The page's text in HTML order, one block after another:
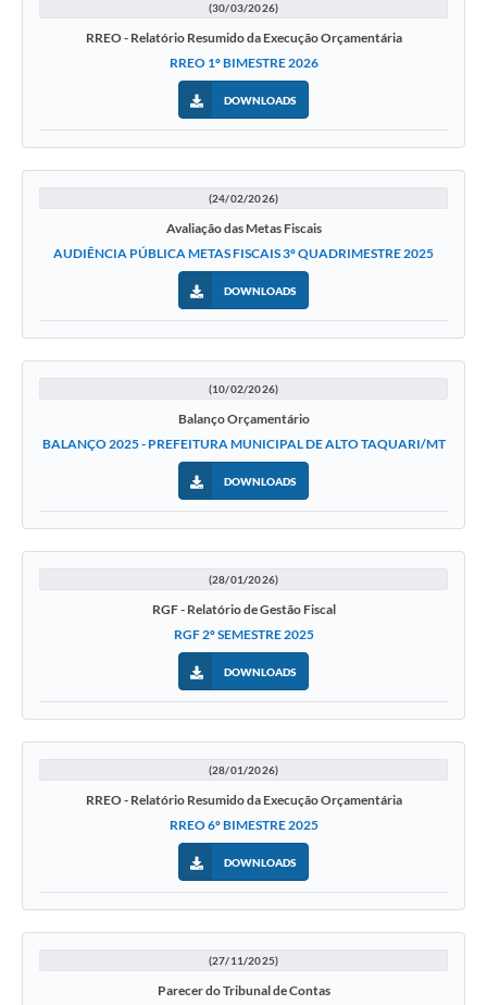
(30/03/2026)
RREO - Relatório Resumido da Execução Orçamentária
RREO 1º BIMESTRE 2026
DOWNLOADS
(24/02/2026)
Avaliação das Metas Fiscais
AUDIÊNCIA PÚBLICA METAS FISCAIS 3º QUADRIMESTRE 2025
DOWNLOADS
(10/02/2026)
Balanço Orçamentário
BALANÇO 2025 - PREFEITURA MUNICIPAL DE ALTO TAQUARI/MT
DOWNLOADS
(28/01/2026)
RGF - Relatório de Gestão Fiscal
RGF 2º SEMESTRE 2025
DOWNLOADS
(28/01/2026)
RREO - Relatório Resumido da Execução Orçamentária
RREO 6º BIMESTRE 2025
DOWNLOADS
(27/11/2025)
Parecer do Tribunal de Contas